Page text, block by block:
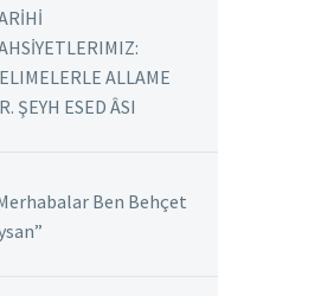
ALLAME
ŞEYH ESED ÂSI
Ben Behçet